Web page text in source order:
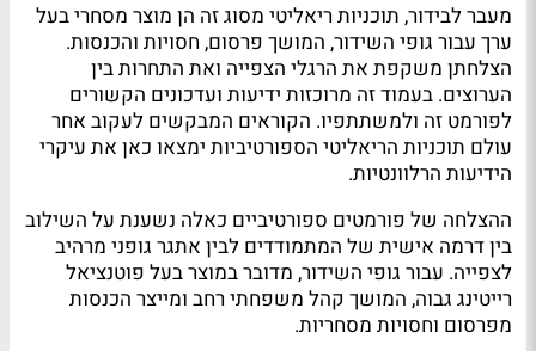
מעבר לבידור, תוכניות ריאליטי מסוג זה הן מוצר מסחרי בעל
ערך עבור גופי השידור, המושך פרסום, חסויות והכנסות.
הצלחתן משקפת את הרגלי הצפייה ואת התחרות בין
הערוצים. בעמוד זה מרוכזות ידיעות ועדכונים הקשורים
לפורמט זה ולמשתתפיו. הקוראים המבקשים לעקוב אחר
עולם תוכניות הריאליטי הספורטיביות ימצאו כאן את עיקרי
הידיעות הרלוונטיות.
ההצלחה של פורמטים ספורטיביים כאלה נשענת על השילוב
בין דרמה אישית של המתמודדים לבין אתגר גופני מרהיב
לצפייה. עבור גופי השידור, מדובר במוצר בעל פוטנציאל
רייטינג גבוה, המושך קהל משפחתי רחב ומייצר הכנסות
מפרסום וחסויות מסחריות.